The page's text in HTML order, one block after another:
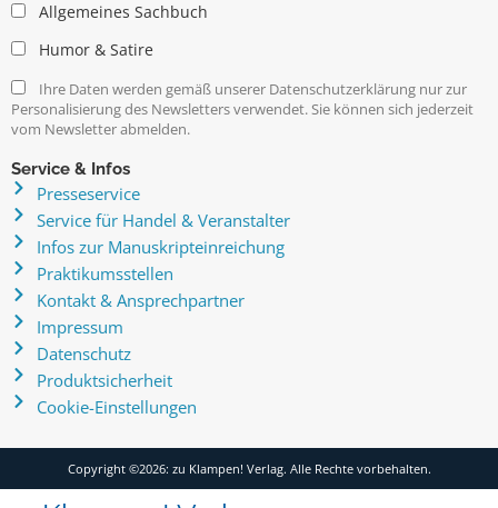
Allgemeines Sachbuch
Humor & Satire
Ihre Daten werden gemäß unserer Datenschutzerklärung nur zur
Personalisierung des Newsletters verwendet. Sie können sich jederzeit
vom Newsletter abmelden.
Service & Infos
Presseservice
Service für Handel & Veranstalter
Infos zur Manuskripteinreichung
Praktikumsstellen
Kontakt & Ansprechpartner
Impressum
Datenschutz
Produktsicherheit
Cookie-Einstellungen
Copyright ©2026: zu Klampen! Verlag. Alle Rechte vorbehalten.